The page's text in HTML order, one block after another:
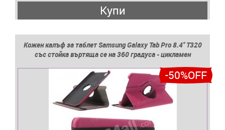
Купи
Кожен калъф за таблет Samsung Galaxy Tab Pro 8.4'' T320
със стойка въртяща се на 360 градуса - цикламен
-50%OFF